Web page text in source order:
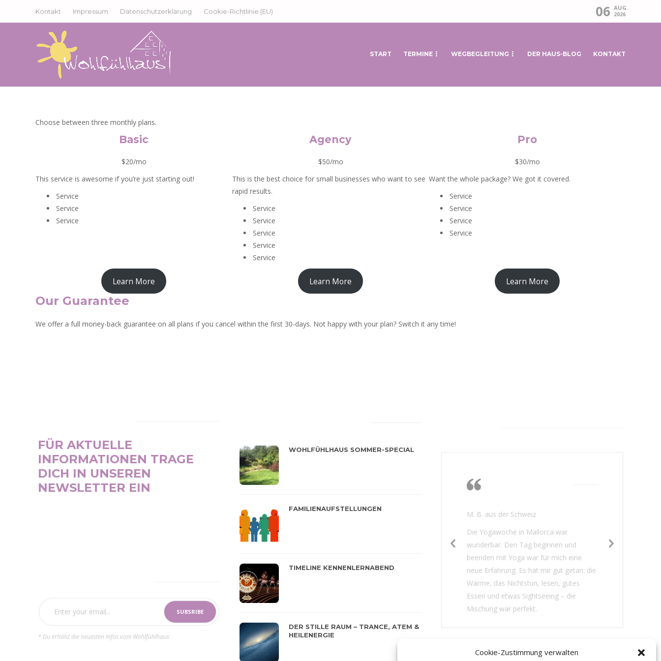
Cookie-Zustimmung verwalten
Kontakt Impressum Datenschutzerklärung Cookie-Richtlinie (EU) 06 AUG.
2026
START TERMINE WEGBEGLEITUNG DER HAUS-BLOG KONTAKT
Choose between three monthly plans.
Basic
$20/mo
This service is awesome if you’re just starting out!
Service
Service
Service
Agency
$50/mo
This is the best choice for small businesses who want to see
rapid results.
Service
Service
Service
Service
Service
Pro
$30/mo
Want the whole package? We got it covered.
Service
Service
Service
Service
Learn More Learn More Learn More
Our Guarantee
We offer a full money-back guarantee on all plans if you cancel within the first 30-days. Not happy with your plan? Switch it any time!
FÜR AKTUELLE
INFORMATIONEN TRAGE
DICH IN UNSEREN
NEWSLETTER EIN
* Du erhälst die neuesten Infos vom Wohlfühlhaus
WOHLFÜHLHAUS SOMMER-SPECIAL
FAMILIENAUFSTELLUNGEN
TIMELINE KENNENLERNABEND
DER STILLE RAUM – TRANCE, ATEM &
HEILENERGIE
M. B. aus der Schweiz
Die Yogawoche in Mallorca war
wunderbar. Den Tag beginnen und
beenden mit Yoga war für mich eine
neue Erfahrung. Es hat mir gut getan: die
Wärme, das Nichtstun, lesen, gutes
Essen und etwas Sightseeing – die
Mischung war perfekt.